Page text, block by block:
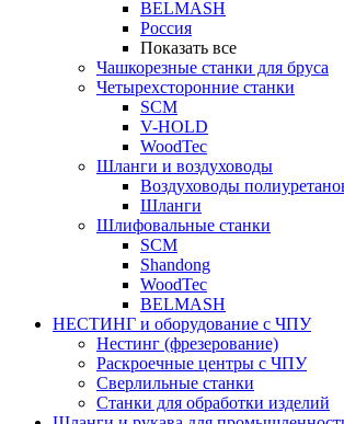
BELMASH
Россия
Показать все
Чашкорезные станки для бруса
Четырехсторонние станки
SCM
V-HOLD
WoodTec
Шланги и воздуховоды
Воздуховоды
Шланги
Шлифовальные станки
SCM
Shandong
WoodTec
BELMASH
НЕСТИНГ и оборудование с ЧПУ
Нестинг (фрезерование)
Раскроечные центры с ЧПУ
Сверлильные станки
Станки для обработки изделий